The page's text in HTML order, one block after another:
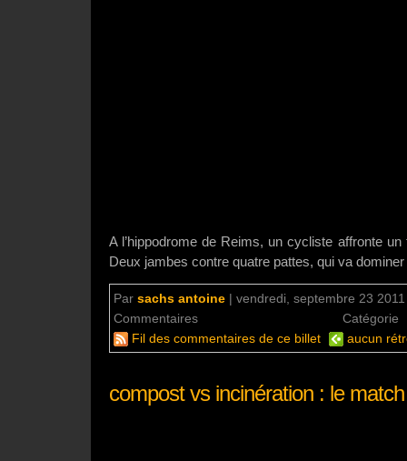
A l’hippodrome de Reims, un cycliste affronte
Deux jambes contre quatre pattes, qui va
Par sachs antoine | vendredi, septembre 23
Commentaires
Catégorie
Fil des commentaires de ce billet
aucun
compost vs incinération : le match